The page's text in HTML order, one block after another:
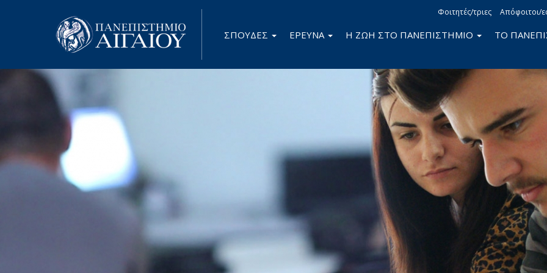
Φοιτητές/τριες Απόφοιτοι/
ΣΠΟΥΔΕΣ ΕΡΕΥΝΑ Η ΖΩΗ ΣΤΟ ΠΑΝΕΠΙΣΤΗΜΙΟ ΤΟ